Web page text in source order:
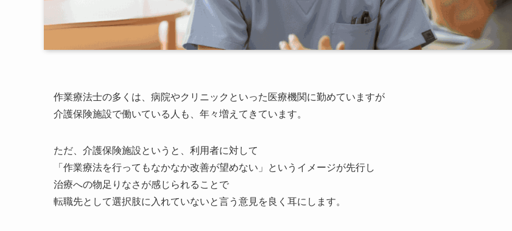
作業療法士の多くは、病院やクリニックといった医療機関に勤めていますが
介護保険施設で働いている人も、年々増えてきています。
ただ、介護保険施設というと、利用者に対して
「作業療法を行ってもなかなか改善が望めない」というイメージが先行し
治療への物足りなさが感じられることで
転職先として選択肢に入れていないと言う意見を良く耳にします。